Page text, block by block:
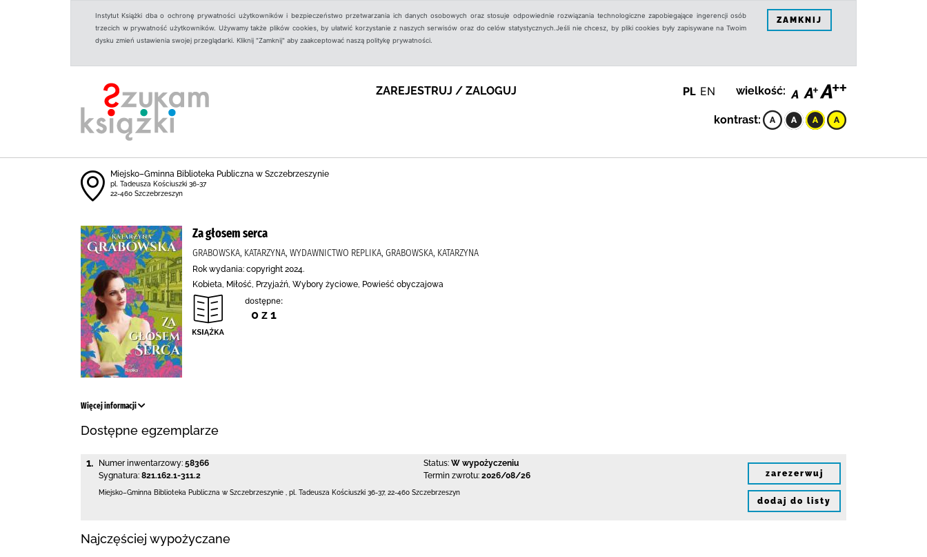
Instytut Książki dba o ochronę prywatności użytkowników i bezpieczeństwo przetwarzania ich danych osobowych oraz stosuje odpowiednie rozwiązania technologiczne zapobiegające ingerencji osób
trzecich w prywatność użytkowników. Używamy także plików cookies, by ułatwić korzystanie z naszych serwisów oraz do celów statystycznych.Jeśli nie chcesz, by pliki cookies były zapisywane na Twoim
dysku zmień ustawienia swojej przeglądarki. Kliknij "Zamknij" aby zaakceptować naszą politykę prywatności.
ZAMKNIJ
ZAREJESTRUJ / ZALOGUJ PL EN wielkość:
kontrast:
Miejsko–Gminna Biblioteka Publiczna w Szczebrzeszynie
pl. Tadeusza Kościuszki 36-37
22-460 Szczebrzeszyn
Za głosem serca
GRABOWSKA, KATARZYNA, WYDAWNICTWO REPLIKA, GRABOWSKA, KATARZYNA
Rok wydania: copyright 2024.
Kobieta, Miłość, Przyjaźń, Wybory życiowe, Powieść obyczajowa
dostępne:
0 z 1
Więcej informacji
Dostępne egzemplarze
1. Numer inwentarzowy: 58366
Sygnatura: 821.162.1-311.2
Status: W wypożyczeniu
Termin zwrotu: 2026/08/26
Miejsko–Gminna Biblioteka Publiczna w Szczebrzeszynie pl. Tadeusza Kościuszki 36-37, 22-460 Szczebrzeszyn
zarezerwuj
dodaj do listy
Najczęściej wypożyczane